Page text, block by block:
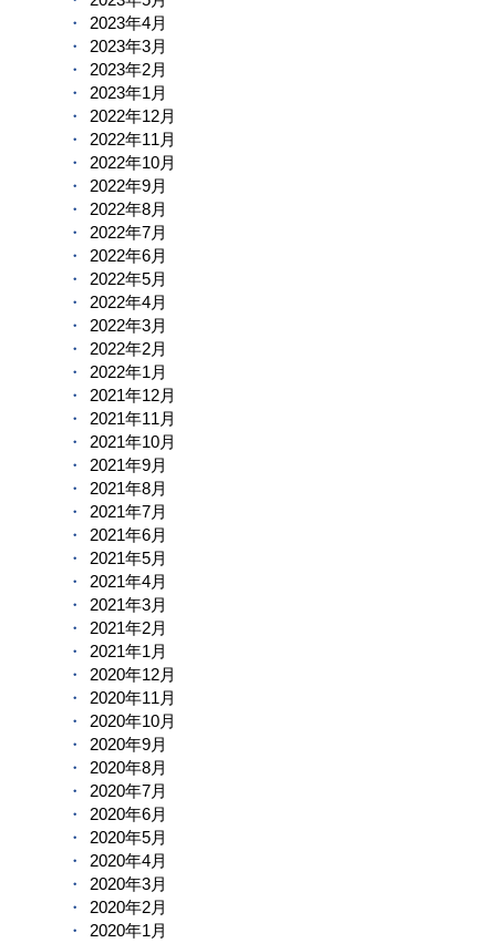
2023年4月
2023年3月
2023年2月
2023年1月
2022年12月
2022年11月
2022年10月
2022年9月
2022年8月
2022年7月
2022年6月
2022年5月
2022年4月
2022年3月
2022年2月
2022年1月
2021年12月
2021年11月
2021年10月
2021年9月
2021年8月
2021年7月
2021年6月
2021年5月
2021年4月
2021年3月
2021年2月
2021年1月
2020年12月
2020年11月
2020年10月
2020年9月
2020年8月
2020年7月
2020年6月
2020年5月
2020年4月
2020年3月
2020年2月
2020年1月